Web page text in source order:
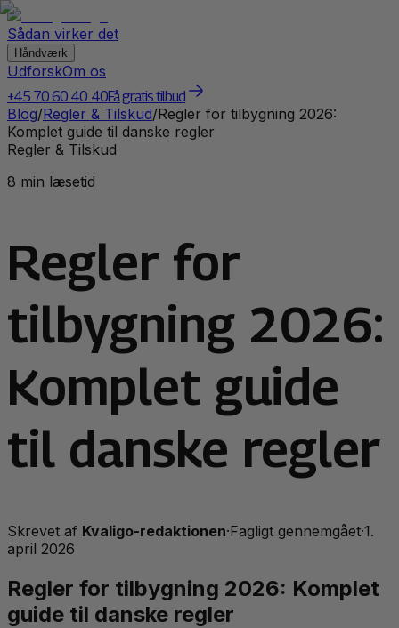
Sådan virker det
Håndværk
UdforskOm os
+45 70 60 40 40Få gratis tilbud
Blog/Regler & Tilskud/Regler for tilbygning 2026:
Komplet guide til danske regler
Regler & Tilskud
8 min læsetid
Regler for
tilbygning 2026:
Komplet guide
til danske regler
Skrevet af Kvaligo-redaktionen·Fagligt gennemgået·1.
april 2026
Regler for tilbygning 2026: Komplet
guide til danske regler